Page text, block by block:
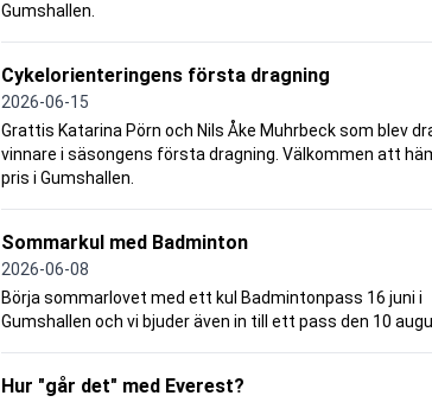
Gumshallen.
Cykelorienteringens första dragning
2026-06-15
Grattis Katarina Pörn och Nils Åke Muhrbeck som blev
vinnare i säsongens första dragning. Välkommen att
pris i Gumshallen.
Sommarkul med Badminton
2026-06-08
Börja sommarlovet med ett kul Badmintonpass 16 juni i
Gumshallen och vi bjuder även in till ett pass den 10
Hur "går det" med Everest?